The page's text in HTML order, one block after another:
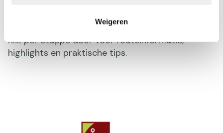
Weigeren
Hieronder vind je een overzicht van alle etappes.
Klik per etappe door voor routeinformatie,
highlights en praktische tips.